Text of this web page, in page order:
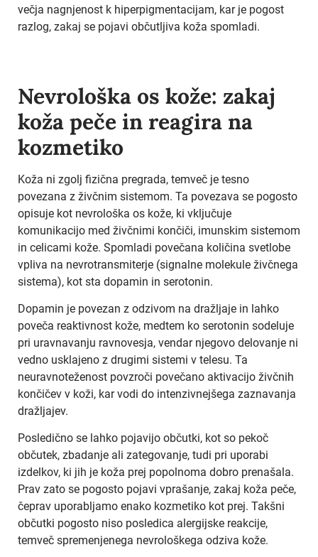
večja nagnjenost k hiperpigmentacijam, kar je pogost
razlog, zakaj se pojavi občutljiva koža spomladi.
Nevrološka os kože: zakaj
koža peče in reagira na
kozmetiko
Koža ni zgolj fizična pregrada, temveč je tesno
povezana z živčnim sistemom. Ta povezava se pogosto
opisuje kot nevrološka os kože, ki vključuje
komunikacijo med živčnimi končiči, imunskim sistemom
in celicami kože. Spomladi povečana količina svetlobe
vpliva na nevrotransmiterje (signalne molekule živčnega
sistema), kot sta dopamin in serotonin.
Dopamin je povezan z odzivom na dražljaje in lahko
poveča reaktivnost kože, medtem ko serotonin sodeluje
pri uravnavanju ravnovesja, vendar njegovo delovanje ni
vedno usklajeno z drugimi sistemi v telesu. Ta
neuravnoteženost povzroči povečano aktivacijo živčnih
končičev v koži, kar vodi do intenzivnejšega zaznavanja
dražljajev.
Posledično se lahko pojavijo občutki, kot so pekoč
občutek, zbadanje ali zategovanje, tudi pri uporabi
izdelkov, ki jih je koža prej popolnoma dobro prenašala.
Prav zato se pogosto pojavi vprašanje, zakaj koža peče,
čeprav uporabljamo enako kozmetiko kot prej. Takšni
občutki pogosto niso posledica alergijske reakcije,
temveč spremenjenega nevrološkega odziva kože.